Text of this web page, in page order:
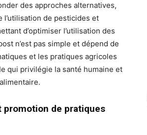
des approches alternatives,
de pesticides et
d’optimiser l’utilisation des
n’est pas simple et dépend de
et les pratiques agricoles
qui privilégie la santé humaine et
de pratiques